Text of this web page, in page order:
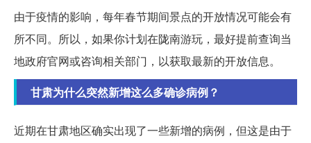
由于疫情的影响，每年春节期间景点的开放情况可能会有
所不同。所以，如果你计划在陇南游玩，最好提前查询当
地政府官网或咨询相关部门，以获取最新的开放信息。
甘肃为什么突然新增这么多确诊病例？
近期在甘肃地区确实出现了一些新增的病例，但这是由于